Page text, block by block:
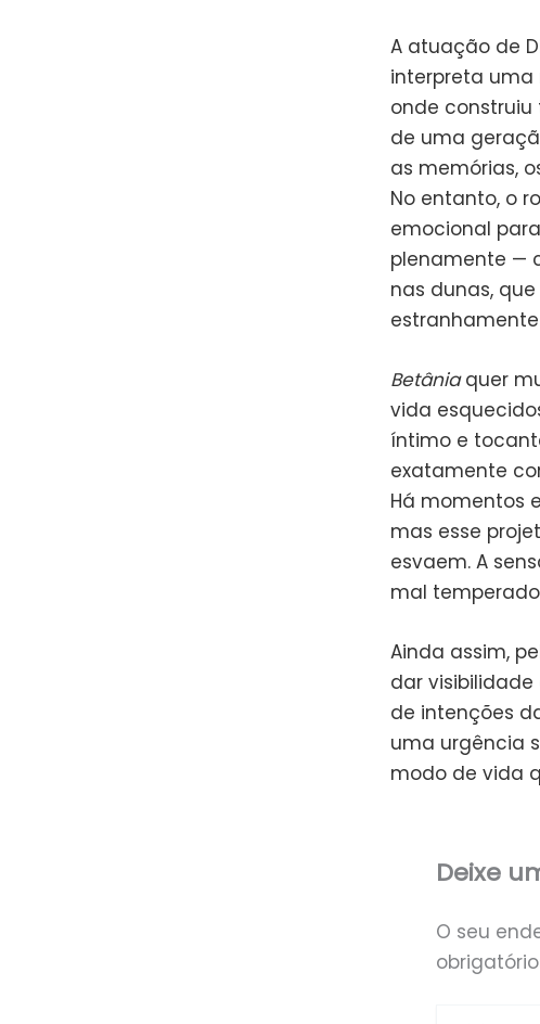
A atuação de
interpreta uma
onde construiu
de uma
as memórias,
No entanto, o
emocional
plenamente —
nas dunas,
Betâniaquer
vida
íntimo e
exatamente
Há momentos
mas esse
esvaem. A
mal
Ainda assim,
dar
de intenções
uma urgência
modo de vida
Deixe
O seu